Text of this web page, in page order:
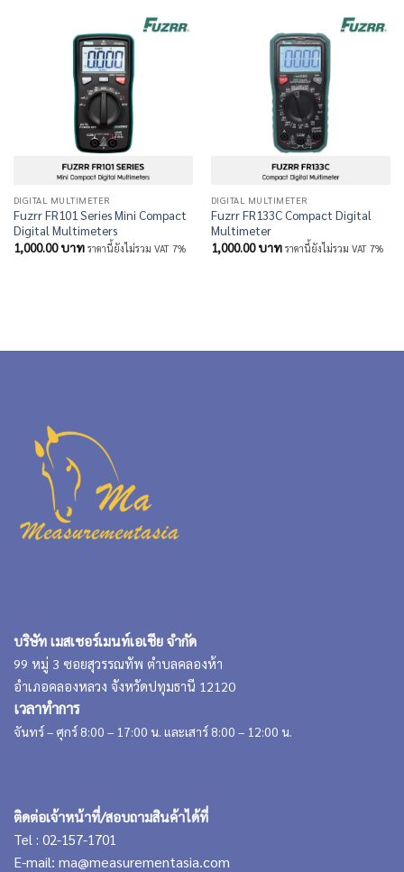
DIGITAL MULTIMETER
Fuzrr FR101 Series Mini Compact
Digital Multimeters
1,000.00บาท ราคานี้ยังไม่รวม VAT 7%
DIGITAL MULTIMETER
Fuzrr FR133C Compact Digital
Multimeter
1,000.00บาท ราคานี้ยังไม่รวม VAT 7%
บริษัท เมสเชอร์เมนท์เอเชีย จำกัด
99 หมู่ 3 ซอยสุวรรณทัพ ตำบลคลองห้า
อำเภอคลองหลวง จังหวัดปทุมธานี 12120
เวลาทำการ
จันทร์ – ศุกร์ 8:00 – 17:00 น. และเสาร์ 8:00 – 12:00 น.
ติดต่อเจ้าหน้าที่/สอบถามสินค้าได้ที่
Tel : 02-157-1701
E-mail: ma@measurementasia.com